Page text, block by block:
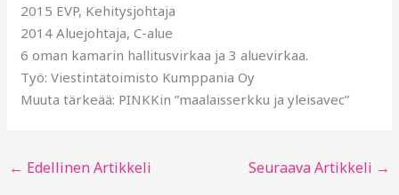
2015 EVP, Kehitysjohtaja
2014 Aluejohtaja, C-alue
6 oman kamarin hallitusvirkaa ja 3 aluevirkaa.
Työ: Viestintätoimisto Kumppania Oy
Muuta tärkeää: PINKKin ”maalaisserkku ja yleisavec”
← Edellinen Artikkeli Seuraava Artikkeli →